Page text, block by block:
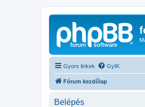
Gyors linkek GyIK
Fórum kezdőlap
Belépés